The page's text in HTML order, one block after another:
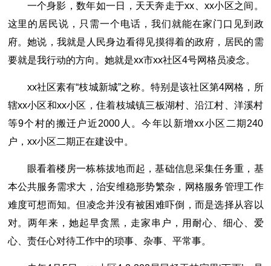
一个身影，数年如一日，天天奔走于xx、xx小区之间。
这里的居民说，只需一个电话，我们就能在家门口见到政
府。她说，我就是人民身边看得见摸得着的政府，居民的需
要就是我行动的方向。她就是xx市xx社区4号网格员凌念。
xx社区素有“枝城新城”之称。特别是该社区第4网格，所
辖xx小区和xx小区，住着枝城镇三板湖村、沿江村、洋溪村
等9个村的搬迁户近2000人。今年以新增xx小区二期240
户，xx小区二期正在建设中。
眼看着楼房一栋栋拔地而起，基础信息采集任务重，基
本公共服务需求大，治安维稳形势繁杂，网格服务管理工作
难度可想而知。但凌念并没有被困难吓倒，而是选择从容以
对。两年来，她起早贪黑，走家串户，用耐心、细心、爱
心、责任心对待工作中的琐事、杂事、平常事。